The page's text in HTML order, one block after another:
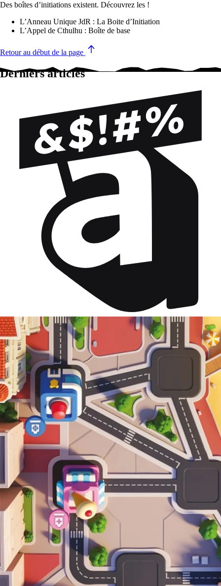
Des boîtes d’initiations existent. Découvrez les !
L’Anneau Unique JdR : La Boite d’Initiation
L’Appel de Cthulhu : Boîte de base
Retour au début de la page
Derniers articles